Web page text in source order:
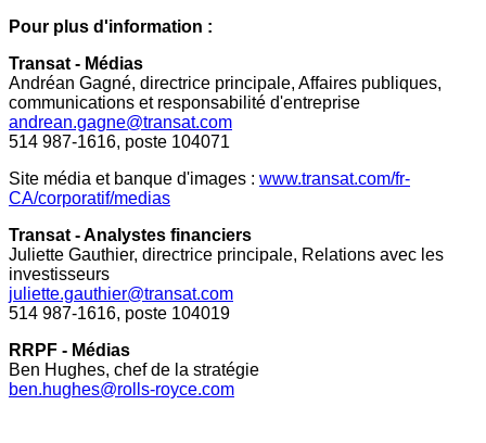
Pour plus d'information :
Transat - Médias
Andréan Gagné, directrice principale, Affaires publiques,
communications et responsabilité d'entreprise
andrean.gagne@transat.com
514 987-1616, poste 104071
Site média et banque d'images : www.transat.com/fr-
CA/corporatif/medias
Transat - Analystes financiers
Juliette Gauthier, directrice principale, Relations avec les
investisseurs
juliette.gauthier@transat.com
514 987-1616, poste 104019
RRPF - Médias
Ben Hughes, chef de la stratégie
ben.hughes@rolls-royce.com